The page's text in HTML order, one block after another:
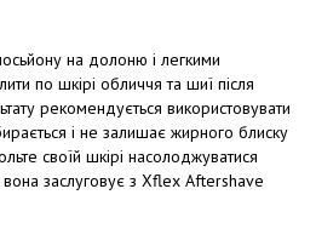
на долоню і легкими
по шкірі обличчя та шиї після
рекомендується використовувати
і не залишає жирного блиску
своїй шкірі насолоджуватися
заслуговує з Xflex Aftershave